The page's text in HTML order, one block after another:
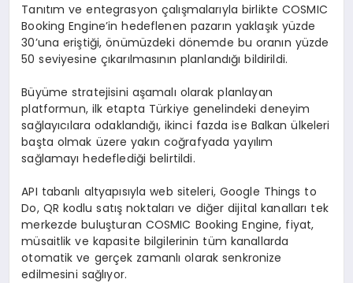
Tanıtım ve entegrasyon çalışmalarıyla birlikte COSMIC
Booking Engine’in hedeflenen pazarın yaklaşık yüzde
30’una eriştiği, önümüzdeki dönemde bu oranın yüzde
50 seviyesine çıkarılmasının planlandığı bildirildi.
Büyüme stratejisini aşamalı olarak planlayan
platformun, ilk etapta Türkiye genelindeki deneyim
sağlayıcılara odaklandığı, ikinci fazda ise Balkan ülkeleri
başta olmak üzere yakın coğrafyada yayılım
sağlamayı hedeflediği belirtildi.
API tabanlı altyapısıyla web siteleri, Google Things to
Do, QR kodlu satış noktaları ve diğer dijital kanalları tek
merkezde buluşturan COSMIC Booking Engine, fiyat,
müsaitlik ve kapasite bilgilerinin tüm kanallarda
otomatik ve gerçek zamanlı olarak senkronize
edilmesini sağlıyor.